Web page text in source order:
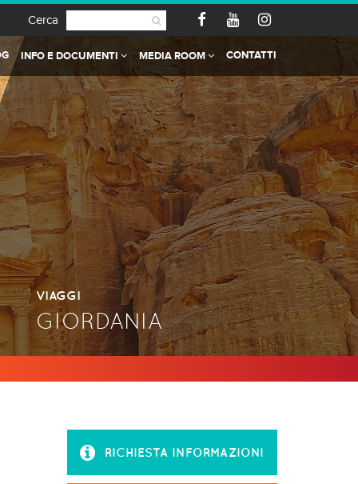
Cerca
INFO E DOCUMENTI MEDIA ROOM CONTATTI
VIAGGI
GIORDANIA
RICHIESTA INFORMAZIONI